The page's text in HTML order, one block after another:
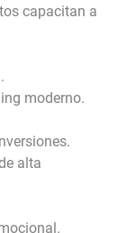
capacitan a
moderno.
alta